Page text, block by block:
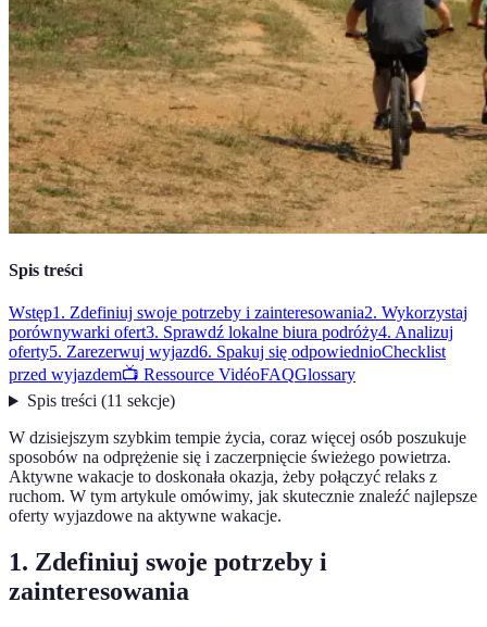
Spis treści
Wstęp1. Zdefiniuj swoje potrzeby i zainteresowania2. Wykorzystaj
porównywarki ofert3. Sprawdź lokalne biura podróży4. Analizuj
oferty5. Zarezerwuj wyjazd6. Spakuj się odpowiednioChecklist
przed wyjazdem📺 Ressource VidéoFAQGlossary
Spis treści(11 sekcje)
W dzisiejszym szybkim tempie życia, coraz więcej osób poszukuje
sposobów na odprężenie się i zaczerpnięcie świeżego powietrza.
Aktywne wakacje to doskonała okazja, żeby połączyć relaks z
ruchom. W tym artykule omówimy, jak skutecznie znaleźć najlepsze
oferty wyjazdowe na aktywne wakacje.
1. Zdefiniuj swoje potrzeby i
zainteresowania